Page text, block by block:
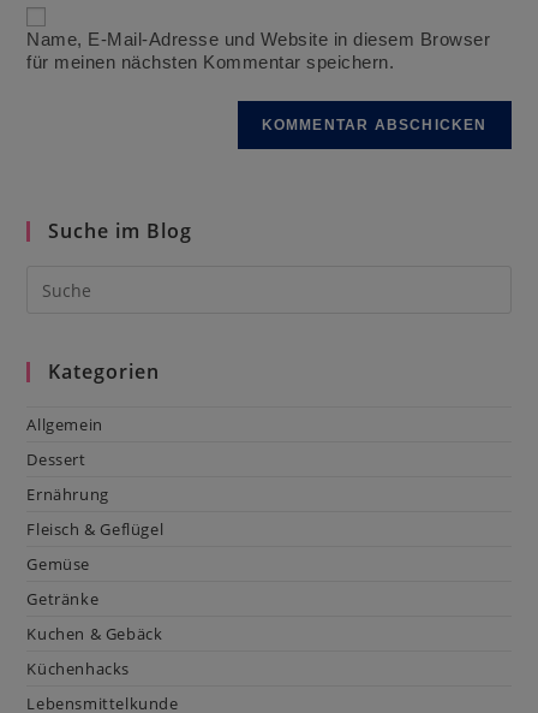
ein
URL
ein
(optional)
Name, E-Mail-Adresse und Website in diesem Browser
für meinen nächsten Kommentar speichern.
Suche im Blog
Kategorien
Allgemein
Dessert
Ernährung
Fleisch & Geflügel
Gemüse
Getränke
Kuchen & Gebäck
Küchenhacks
Lebensmittelkunde